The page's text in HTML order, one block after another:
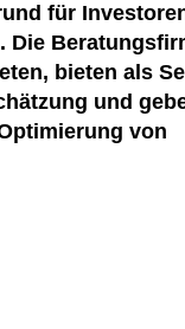
für
Die
bieten als
und
von